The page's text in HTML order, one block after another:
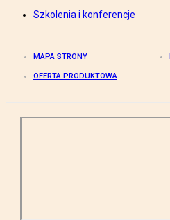
Szkolenia i konferencje
MAPA STRONY
OFERTA PRODUKTOWA